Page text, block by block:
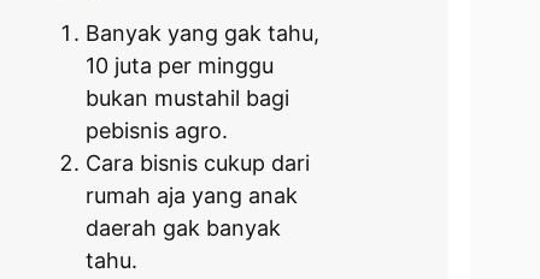
Banyak yang gak tahu,
10 juta per minggu
bukan mustahil bagi
pebisnis agro.
Cara bisnis cukup dari
rumah aja yang anak
daerah gak banyak
tahu.